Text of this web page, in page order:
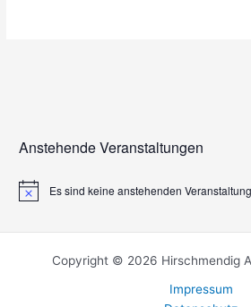
Anstehende Veranstaltungen
H
Es sind keine anstehenden
Copyright © 2026 Hirschmendig
Impressum